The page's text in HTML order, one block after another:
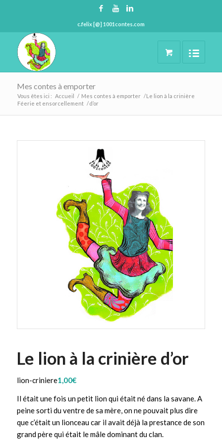
c.felix [@] 1001contes.com
Mes contes à emporter
Vous êtes ici : Accueil / Mes contes à emporter /
Féerie et ensorcellement /
Le lion à la crinière
d’or
Le lion à la crinière d’or
lion-criniere1,00€
Il était une fois un petit lion qui était né dans la savane. A
peine sorti du ventre de sa mère, on ne pouvait plus dire
que c’était un lionceau car il avait déjà la prestance de son
grand père qui était le mâle dominant du clan.